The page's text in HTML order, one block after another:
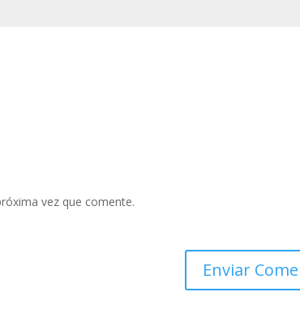
vez que comente.